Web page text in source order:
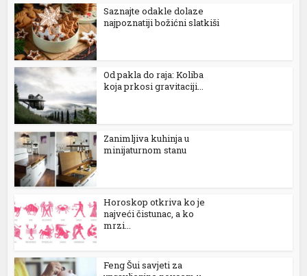
satın al
güncel
Saznajte odakle dolaze
najpoznatiji božićni slatkiši
Od pakla do raja: Koliba
koja prkosi gravitaciji...
Zanimljiva kuhinja u
minijaturnom stanu
Horoskop otkriva ko je
najveći čistunac, a ko
mrzi...
Feng Šui savjeti za